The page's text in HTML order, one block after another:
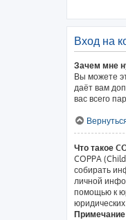
Вход на
Зачем мне
Вы можете
даёт вам
вас всего
Что такое
COPPA
собирать
личной
помощью к